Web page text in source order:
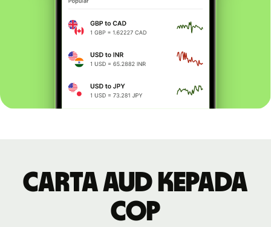
Carta AUD kepada
COP